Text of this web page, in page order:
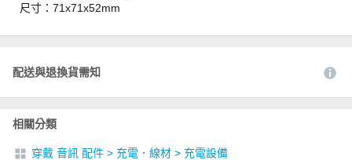
尺寸：71x71x52mm
配送與退換貨需知
相關分類
穿戴 音訊 配件 > 充電．線材 > 充電設備